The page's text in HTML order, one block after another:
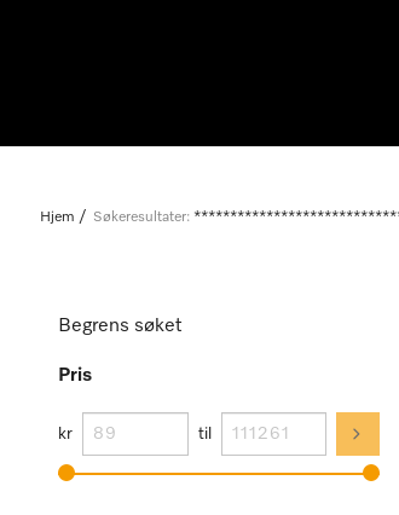
Hjem Søkeresultater:
Begrens søket
Pris
kr til